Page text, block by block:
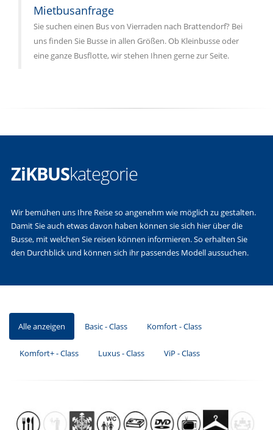
Mietbusanfrage
Sie suchen einen Bus von Vierraden nach Brattendorf? Bei
uns finden Sie Busse in allen Größen. Ob Kleinbusse oder
eine ganze Busflotte, wir stehen Ihnen gerne zur Seite.
ZiKBUSkategorie
Wir bemühen uns Ihre Reise so angenehm wie möglich zu gestalten.
Damit Sie auch etwas davon haben können sie sich hier über die
Busse, mit welchen Sie reisen können informieren. So erhalten Sie
den Durchblick und können sich ihr passendes Modell aussuchen.
Alle anzeigen Basic - Class Komfort - Class
Komfort+ - Class Luxus - Class ViP - Class